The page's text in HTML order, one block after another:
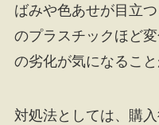
ばみや色あせが目立
のプラスチックほど
の劣化が気になること
対処法としては、購